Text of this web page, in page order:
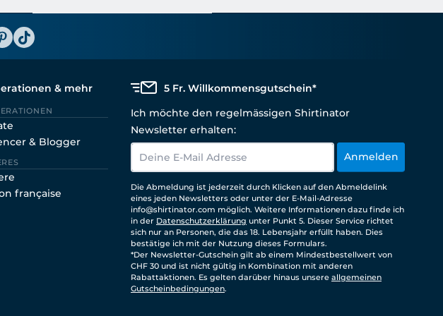
& mehr
& Blogger
française
5 Fr. Willkommensgutschein*
Ich möchte den regelmässigen Shirtinator
Newsletter erhalten:
Anmelden
Die Abmeldung ist jederzeit durch Klicken auf den Abmeldelink
eines jeden Newsletters oder unter der E-Mail-Adresse
info@shirtinator.com möglich. Weitere Informationen dazu finde ich
in der Datenschutzerklärung unter Punkt 5. Dieser Service richtet
sich nur an Personen, die das 18. Lebensjahr erfüllt haben. Dies
bestätige ich mit der Nutzung dieses Formulars.
*Der Newsletter-Gutschein gilt ab einem Mindestbestellwert von
CHF 30 und ist nicht gültig in Kombination mit anderen
Rabattaktionen. Es gelten darüber hinaus unsere allgemeinen
Gutscheinbedingungen.